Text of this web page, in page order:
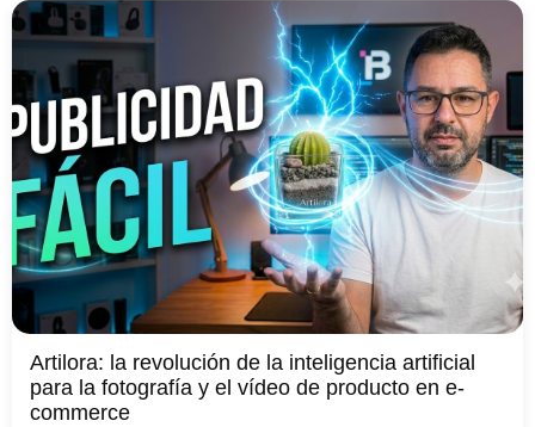
Artilora: la revolución de la inteligencia artificial
para la fotografía y el vídeo de producto en e-
commerce